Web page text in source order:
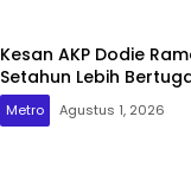
Kesan AKP Dodie
Setahun Lebih
Metro Agustus 1, 2026